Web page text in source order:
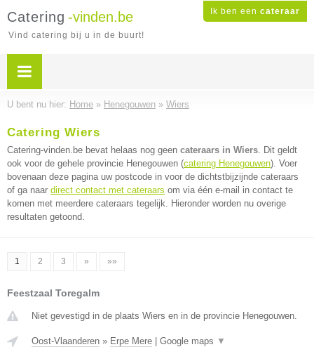
Ik ben een cateraar
Catering -vinden.be
Vind catering bij u in de buurt!
U bent nu hier: Home » Henegouwen » Wiers
Catering Wiers
Catering-vinden.be bevat helaas nog geen cateraars in Wiers. Dit geldt
ook voor de gehele provincie Henegouwen (catering Henegouwen). Voer
bovenaan deze pagina uw postcode in voor de dichtstbijzijnde cateraars
of ga naar direct contact met cateraars om via één e-mail in contact te
komen met meerdere cateraars tegelijk. Hieronder worden nu overige
resultaten getoond.
1 2 3 » »»
Feestzaal Toregalm
Niet gevestigd in de plaats Wiers en in de provincie Henegouwen.
Oost-Vlaanderen » Erpe Mere Google maps ▼